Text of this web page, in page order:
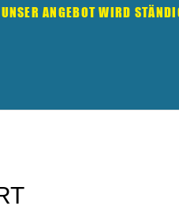
ANGEBOT WIRD